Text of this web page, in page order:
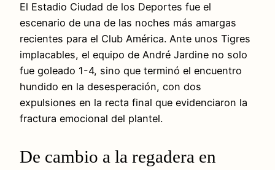
El Estadio Ciudad de los Deportes fue el
escenario de una de las noches más amargas
recientes para el Club América. Ante unos Tigres
implacables, el equipo de André Jardine no solo
fue goleado 1-4, sino que terminó el encuentro
hundido en la desesperación, con dos
expulsiones en la recta final que evidenciaron la
fractura emocional del plantel.
De cambio a la regadera en